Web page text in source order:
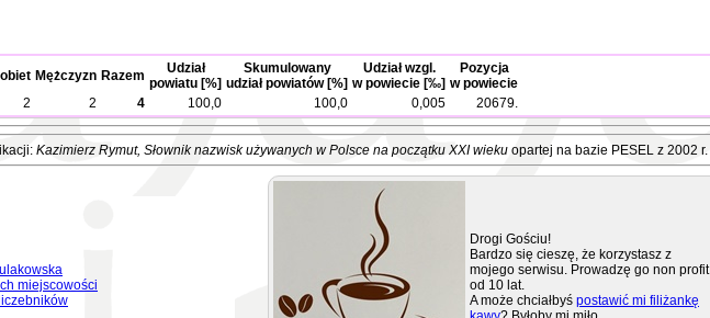
Mężczyzn Razem
Udział
powiatu [%]
Skumulowany
udział powiatów [%]
Udział wzgl.
w powiecie [‰]
Pozycja
w powiecie
2 2 4 100,0 100,0 0,005 20679.
Kazimierz Rymut, Słownik nazwisk używanych w Polsce na początku XXI wiekuopartej na bazie PESEL z 2002 r.
miejscowości
Drogi Gościu!
Bardzo się cieszę, że korzystasz z
mojego serwisu. Prowadzę go non profit
od 10 lat.
A może chciałbyś postawić mi filiżankę